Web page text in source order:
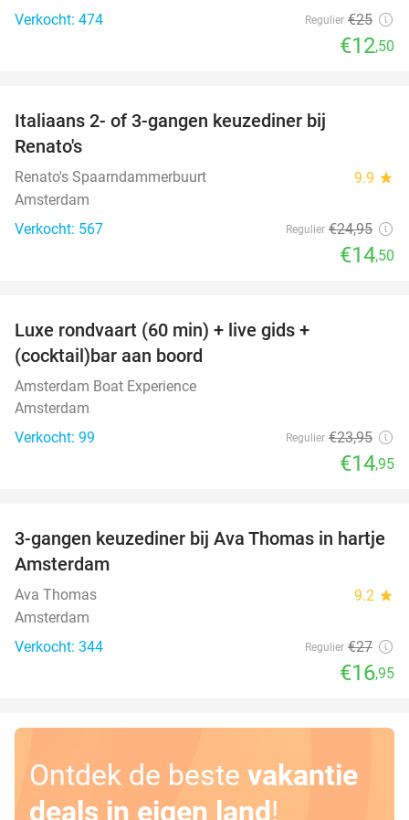
Verkocht: 474
Regulier €25
€12,50
Italiaans 2- of 3-gangen keuzediner bij
Renato's
Renato's Spaarndammerbuurt 9.9 star
Amsterdam
Verkocht: 567
Regulier €24,95
€14,50
Luxe rondvaart (60 min) + live gids +
(cocktail)bar aan boord
Amsterdam Boat Experience
Amsterdam
Verkocht: 99
Regulier €23,95
€14,95
37%
3-gangen keuzediner bij Ava Thomas in hartje
Amsterdam
Ava Thomas 9.2 star
Amsterdam
Verkocht: 344
Regulier €27
€16,95
Ontdek de beste vakantie
deals in eigen land!